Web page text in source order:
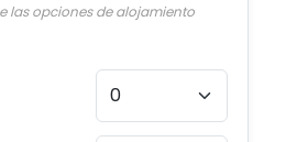
Desde €1.460
las opciones de alojamiento